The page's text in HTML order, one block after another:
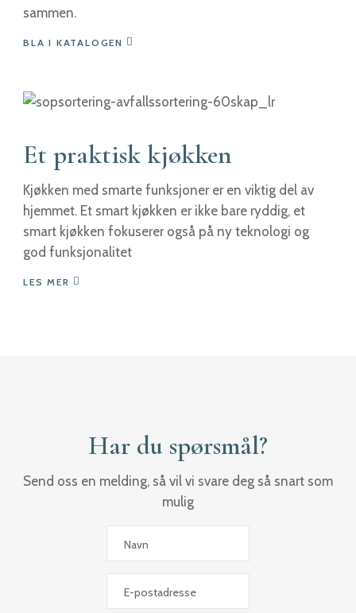
sammen.
BLA I KATALOGEN
Et praktisk kjøkken
Kjøkken med smarte funksjoner er en viktig del av
hjemmet. Et smart kjøkken er ikke bare ryddig, et
smart kjøkken fokuserer også på ny teknologi og
god funksjonalitet
LES MER
Har du spørsmål?
Send oss en melding, så vil vi svare deg så snart som
mulig